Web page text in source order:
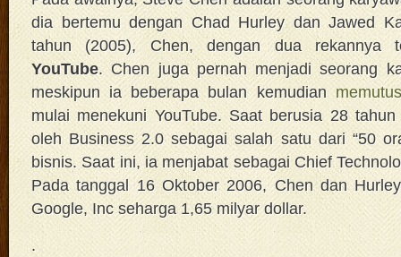
dia bertemu dengan Chad Hurley dan Jawed
tahun (2005), Chen, dengan dua rekannya
YouTube. Chen juga pernah menjadi seorang
meskipun ia beberapa bulan kemudian
mulai menekuni YouTube. Saat berusia 28
oleh Business 2.0 sebagai salah satu dari “50
bisnis. Saat ini, ia menjabat sebagai Chief
Pada tanggal 16 Oktober 2006, Chen dan
Google, Inc seharga 1,65 milyar dollar.
.